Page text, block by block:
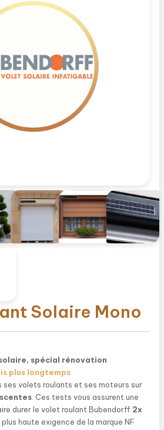
Solaire Mono
spécial rénovation
plus longtemps
volets roulants et ses moteurs sur
. Ces tests vous assurent une
durer le volet roulant Bubendorff 2x
plus haute exigence de la marque NF